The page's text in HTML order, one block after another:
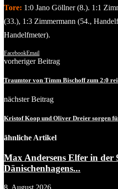
Tore: 1:0 Jano Göllner (8.). 1:1
(33.), 1:3 Zimmermann (54.,
Handelfmeter).
FacebookEmail
vorheriger Beitrag
Traumtor von Timm Bischoff zum 2:0
nächster Beitrag
Kristof Koop und Oliver Dreier sorgen
ähnliche Artikel
Max Andersens Elfer in der
Dänischenhagens...
8. August 2026